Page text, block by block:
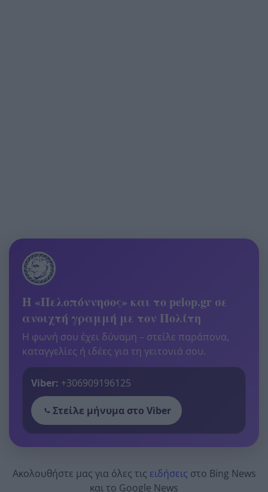
Η «Πελοπόννησος» και το pelop.gr σε
ανοιχτή γραμμή με τον Πολίτη
Η φωνή σου έχει δύναμη – στείλε παράπονα,
καταγγελίες ή ιδέες για τη γειτονιά σου.
Viber: +306909196125
Στείλε μήνυμα στο Viber
Ακολουθήστε μας για όλες τις ειδήσεις στο Bing News
και το Google News